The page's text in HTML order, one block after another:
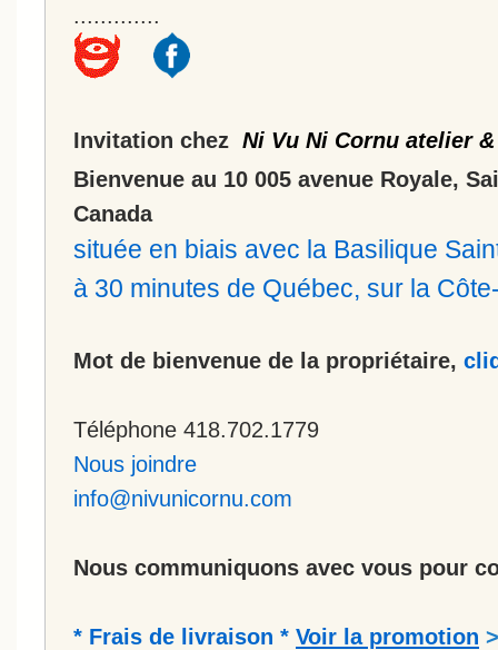
.............
Invitation chez Ni Vu Ni Cornu atelier
Bienvenue au 10 005 avenue Royale,
Canada
située en biais avec la Basilique
à 30 minutes de Québec, sur la
Mot de bienvenue de la propriétaire,
Téléphone 418.702.1779
Nous joindre
info@nivunicornu.com
Nous communiquons avec vous pour
* Frais de livraison * Voir la promotion >